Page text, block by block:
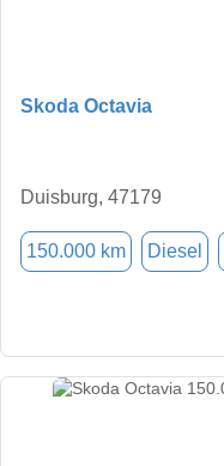
Skoda Octavia
Duisburg, 47179
150.000 km Diesel